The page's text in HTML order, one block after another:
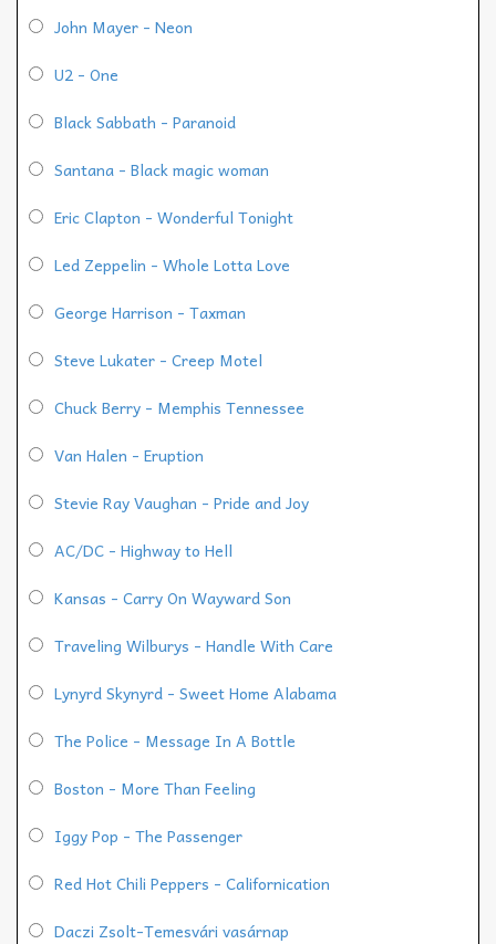
John Mayer - Neon
U2 - One
Black Sabbath - Paranoid
Santana - Black magic woman
Eric Clapton - Wonderful Tonight
Led Zeppelin - Whole Lotta Love
George Harrison - Taxman
Steve Lukater - Creep Motel
Chuck Berry - Memphis Tennessee
Van Halen - Eruption
Stevie Ray Vaughan - Pride and Joy
AC/DC - Highway to Hell
Kansas - Carry On Wayward Son
Traveling Wilburys - Handle With Care
Lynyrd Skynyrd - Sweet Home Alabama
The Police - Message In A Bottle
Boston - More Than Feeling
Iggy Pop - The Passenger
Red Hot Chili Peppers - Californication
Daczi Zsolt-Temesvári vasárnap